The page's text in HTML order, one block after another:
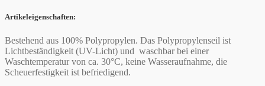
Artikeleigenschaften:
Bestehend aus 100% Polypropylen. Das Polypropylenseil ist
Lichtbeständigkeit (UV-Licht) und waschbar bei einer
Waschtemperatur von ca. 30°C, keine Wasseraufnahme, die
Scheuerfestigkeit ist befriedigend.